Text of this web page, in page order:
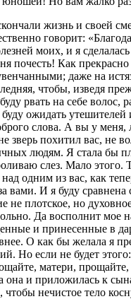
жизнь и своей
говорит:
моих, и я
почесть! Как
даже на
чтобы, изведя
рвать на себе волос,
ожидать
слова. А вы у
зверь похитил вас, не
людям. Я стала бы
слез. Мало этого.
одним из вас, как
вами. И я буду
не плотское, но
Да восполнит
и принесенные в
О как бы желала я
Но если не будет
матери,
она и приложилась к
чтобы нечистое тело